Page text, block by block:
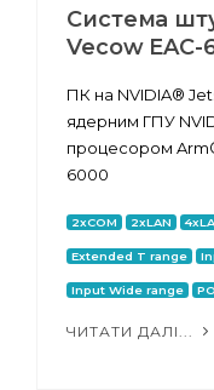
Система
Vecow EAC-
ПК на NVIDIA®
ядерним ГПУ
процесором
6000
2xCOM 2xLAN
Extended T range
Input Wide range
ЧИТАТИ ДАЛІ...